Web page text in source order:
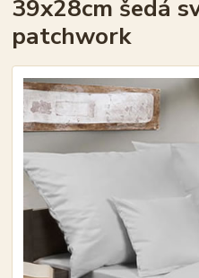
39x28cm šedá
patchwork